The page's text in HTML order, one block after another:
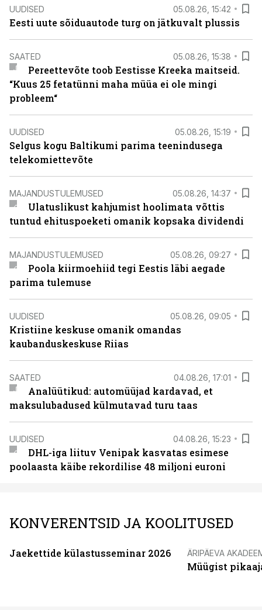
UUDISED 05.08.26, 15:42
Eesti uute sõiduautode turg on jätkuvalt plussis
SAATED 05.08.26, 15:38
Pereettevõte toob Eestisse Kreeka maitseid.
“Kuus 25 fetatünni maha müüa ei ole mingi
probleem“
UUDISED 05.08.26, 15:19
Selgus kogu Baltikumi parima teenindusega
telekomiettevõte
MAJANDUSTULEMUSED 05.08.26, 14:37
Ulatuslikust kahjumist hoolimata võttis
tuntud ehituspoeketi omanik kopsaka dividendi
MAJANDUSTULEMUSED 05.08.26, 09:27
Poola kiirmoehiid tegi Eestis läbi aegade
parima tulemuse
UUDISED 05.08.26, 09:05
Kristiine keskuse omanik omandas
kaubanduskeskuse Riias
SAATED 04.08.26, 17:01
Analüütikud: automüüjad kardavad, et
maksulubadused külmutavad turu taas
UUDISED 04.08.26, 15:23
DHL-iga liituv Venipak kasvatas esimese
poolaasta käibe rekordilise 48 miljoni euroni
KONVERENTSID JA KOOLITUSED
Jaekettide külastusseminar 2026 ÄRIPÄEVA
Müügist